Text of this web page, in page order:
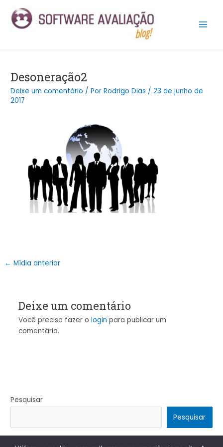
para
Desoneração2
Deixe um comentário / PorRodrigo Dias /23 de junho de
2017
navigation
← Mídia anterior
Deixe um comentário
Você precisa fazer o login para publicar um
comentário.
Pesquisar
Pesquisar